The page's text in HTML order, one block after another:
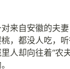
来自安徽的夫
，都没人吃，
人却向往着“农